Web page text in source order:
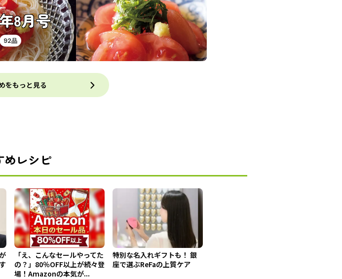
8月号
92品
をもっと見る
めレシピ
「え、こんなセールやってた
の？」80％OFF以上が続々登
場！Amazonの本気が...
特別な名入れギフトも！ 銀
座で選ぶReFaの上質ケア